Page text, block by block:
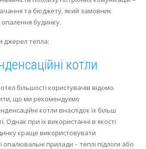
та бюджету, який замовник
опалення будинку.
джерел тепла:
котли
більшості користувачів відомо.
що ми рекомендуємо
котли внаслідок їх більш
Однак при їх використанні в якості
краще використовувати
прилади – теплі підлоги або